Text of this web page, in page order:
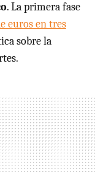
. La primera fase
euros en tres
sobre la